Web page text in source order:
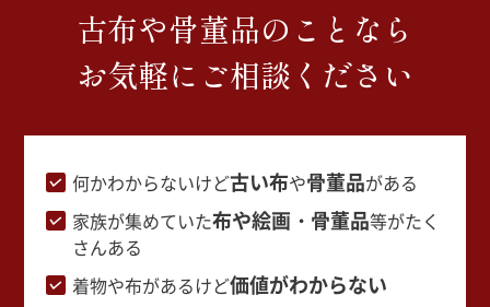
古布や骨董品のことなら
お気軽にご相談ください
何かわからないけど古い布や骨董品がある
家族が集めていた布や絵画・骨董品等がたく
さんある
着物や布があるけど価値がわからない